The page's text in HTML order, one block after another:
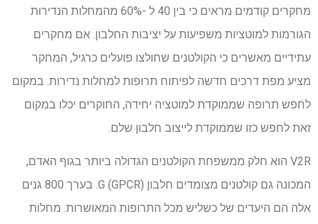
מחקרים קודמים מראים כי בין 40 ל -60% מהמחלות הנדירות
הגורמות למוטציות משפיעות על יציבות החלבון. אם מחקרים
עתידיים מאשרים כי הקולטנים שחולצו פועלים כרגיל, המחקר
מציע מפת דרכים חדשה לפיתוח תרופות למחלות נדירות. במקום
לחפש תרופה שממוקדת למוטציה יחידה, החוקרים יכלו במקום
זאת לחפש כזו שממוקדת לייצוב חלבון שלם.
V2R הוא חלק ממשפחת הקולטנים הגדולה ביותר בגוף האדם,
המכונה גם קולטנים מצומדים חלבון G (GPCR). בערך 800 גנים
אלה הם היעדים של כשליש מכל התרופות המאושרות. מחלות